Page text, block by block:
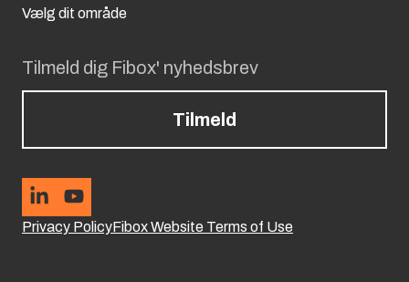
Tilmeld dig Fibox' nyhedsbrev
Tilmeld
Privacy PolicyFibox Website Terms of Use
Vælg dit område